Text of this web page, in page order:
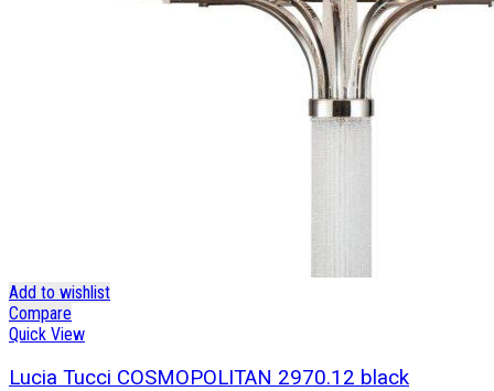
Add to wishlist
Compare
Quick View
Lucia Tucci COSMOPOLITAN 2970.12 black